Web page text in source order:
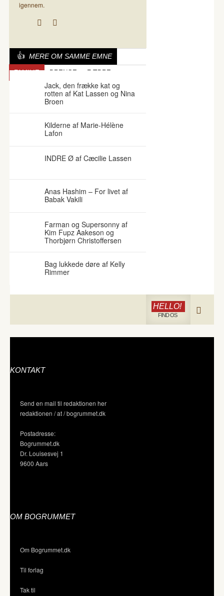
igennem.
MERE OM SAMME EMNE
FAMILIE DRENGE FÆDRE
Jack, den frække kat og
rotten af Kat Lassen og Nina
Broen
Kilderne af Marie-Hélène
Lafon
INDRE Ø af Cæcilie Lassen
Anas Hashim – For livet af
Babak Vakili
Farman og Supersonny af
Kim Fupz Aakeson og
Thorbjørn Christoffersen
Bag lukkede døre af Kelly
Rimmer
HELLO!
FIND OS
KONTAKT
Send en mail til redaktionen her
redaktionen / at / bogrummet.dk
Postadresse:
Bogrummet.dk
Dr. Louisesvej 1
9600 Aars
OM BOGRUMMET
Om Bogrummet.dk
Til forlag
Tak til